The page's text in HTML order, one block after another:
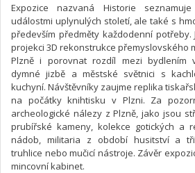
Expozice nazvaná Historie
událostmi uplynulých století, ale také s
především předměty každodenní
projekci 3D rekonstrukce přemyslovského
Plzně i porovnat rozdíl mezi bydlením
dymné jizbě a městské světnici s
kuchyní. Návštěvníky zaujme replika
na počátky knihtisku v Plzni. Za
archeologické nálezy z Plzně, jako jsou
prubířské kameny, kolekce gotických a
nádob, militaria z období husitství a
truhlice nebo mučicí nástroje. Závěr
mincovní kabinet.